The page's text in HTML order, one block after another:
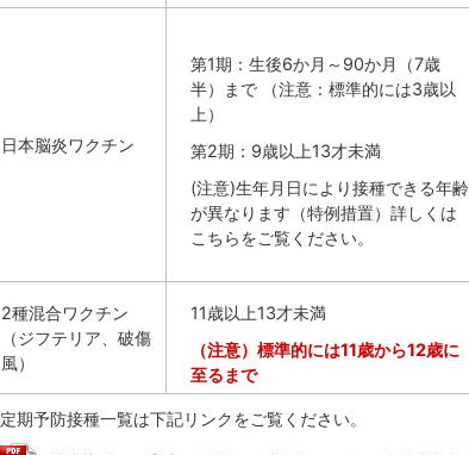
日本脳炎ワクチン
第1期：生後6か月～90か月（7歳
半）まで （注意：標準的には3歳以
上）
第2期：9歳以上13才未満
(注意)生年月日により接種できる年齢
が異なります（特例措置）詳しくは
こちらをご覧ください。
2種混合ワクチン
（ジフテリア、破傷
風）
11歳以上13才未満
（注意）標準的には11歳から12歳に
至るまで
定期予防接種一覧は下記リンクをご覧ください。